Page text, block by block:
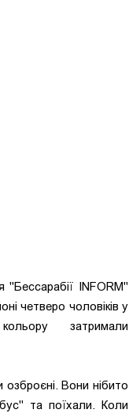
"Бессарабії INFORM"
четверо чоловіків у
затримали
Вони нібито
та поїхали. Коли